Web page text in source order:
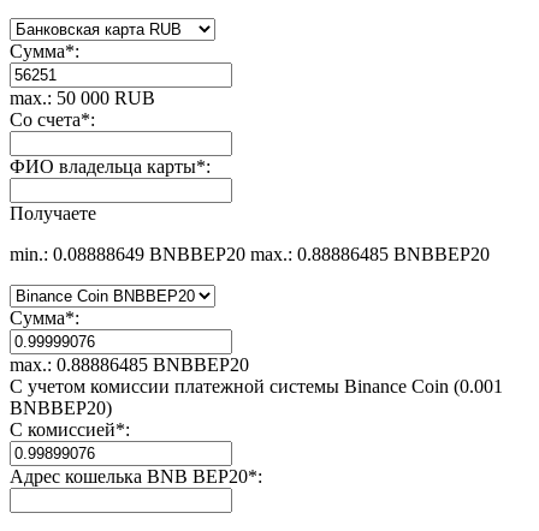
Сумма*:
max.: 50 000 RUB
Со счета*:
ФИО владельца карты*:
Получаете
min.: 0.08888649 BNBBEP20 max.: 0.88886485 BNBBEP20
Сумма*:
max.: 0.88886485 BNBBEP20
С учетом комиссии платежной системы Binance Coin (0.001
BNBBEP20)
С комиссией*:
Адрес кошелька BNB BEP20*: